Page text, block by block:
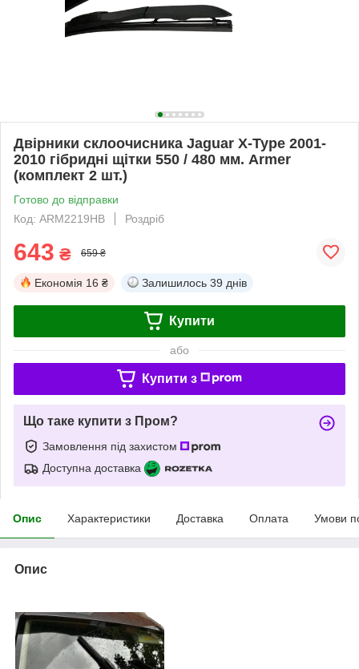
Двірники склоочисника Jaguar X-Type 2001-
2010 гібридні щітки 550 / 480 мм. Armer
(комплект 2 шт.)
Готово до відправки
Код: ARM2219HB
Роздріб
643 ₴ 659 ₴
Економія 16 ₴ Залишилось 39 днів
Купити
або
Купити з
Що таке купити з Пром?
Замовлення під захистом
Доступна доставка
Опис Характеристики Доставка Оплата Умови
Опис